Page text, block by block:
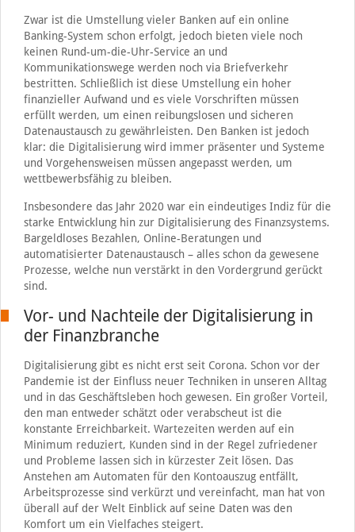
Zwar ist die Umstellung vieler Banken auf ein online
Banking-System schon erfolgt, jedoch bieten viele noch
keinen Rund-um-die-Uhr-Service an und
Kommunikationswege werden noch via Briefverkehr
bestritten. Schließlich ist diese Umstellung ein hoher
finanzieller Aufwand und es viele Vorschriften müssen
erfüllt werden, um einen reibungslosen und sicheren
Datenaustausch zu gewährleisten. Den Banken ist jedoch
klar: die Digitalisierung wird immer präsenter und Systeme
und Vorgehensweisen müssen angepasst werden, um
wettbewerbsfähig zu bleiben.
Insbesondere das Jahr 2020 war ein eindeutiges Indiz für die
starke Entwicklung hin zur Digitalisierung des Finanzsystems.
Bargeldloses Bezahlen, Online-Beratungen und
automatisierter Datenaustausch – alles schon da gewesene
Prozesse, welche nun verstärkt in den Vordergrund gerückt
sind.
Vor- und Nachteile der Digitalisierung in
der Finanzbranche
Digitalisierung gibt es nicht erst seit Corona. Schon vor der
Pandemie ist der Einfluss neuer Techniken in unseren Alltag
und in das Geschäftsleben hoch gewesen. Ein großer Vorteil,
den man entweder schätzt oder verabscheut ist die
konstante Erreichbarkeit. Wartezeiten werden auf ein
Minimum reduziert, Kunden sind in der Regel zufriedener
und Probleme lassen sich in kürzester Zeit lösen. Das
Anstehen am Automaten für den Kontoauszug entfällt,
Arbeitsprozesse sind verkürzt und vereinfacht, man hat von
überall auf der Welt Einblick auf seine Daten was den
Komfort um ein Vielfaches steigert.